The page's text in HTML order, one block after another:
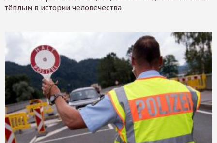
тёплым в истории человечества